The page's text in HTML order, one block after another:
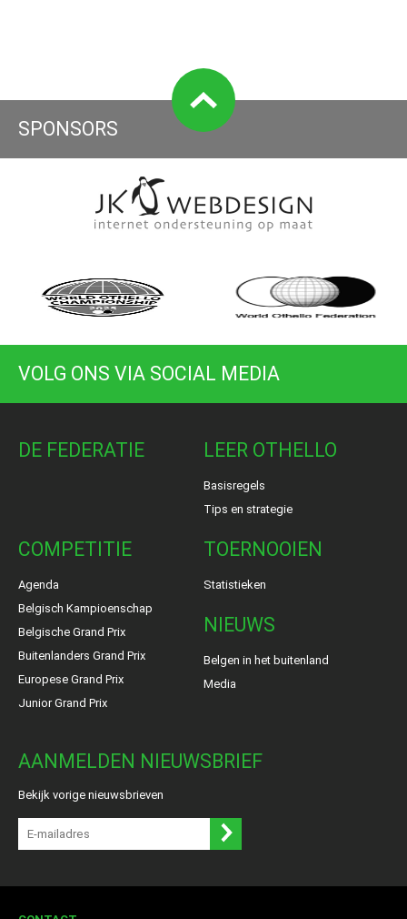
SPONSORS
VOLG ONS VIA SOCIAL MEDIA
DE FEDERATIE LEER OTHELLO
Basisregels
Tips en strategie
COMPETITIE
Agenda
Belgisch Kampioenschap
Belgische Grand Prix
Buitenlanders Grand Prix
Europese Grand Prix
Junior Grand Prix
TOERNOOIEN
Statistieken
NIEUWS
Belgen in het buitenland
Media
AANMELDEN NIEUWSBRIEF
Bekijk vorige nieuwsbrieven